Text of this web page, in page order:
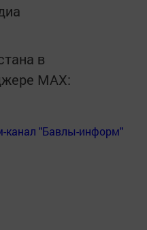
в
MАХ:
канал "Бавлы-информ"